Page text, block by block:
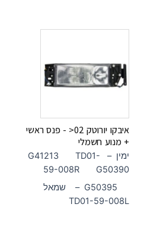
איבקו יורוטק 02< - פנס ראשי
+ מנוע חשמלי
ימין – G41213 TD01-
59-008R G50390
שמאל – G50395
TD01-59-008L